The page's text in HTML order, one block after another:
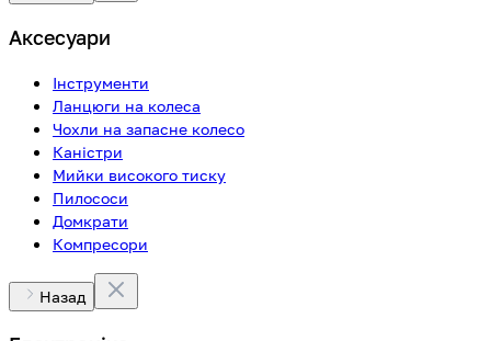
Аксесуари
Інструменти
Ланцюги на колеса
Чохли на запасне колесо
Каністри
Мийки високого тиску
Пилососи
Домкрати
Компресори
Назад